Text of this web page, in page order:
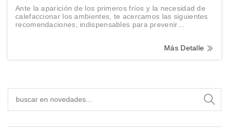
Ante la aparición de los primeros fríos y la necesidad de
calefaccionar los ambientes, te acercamos las siguientes
recomendaciones, indispensables para prevenir
Más Detalle